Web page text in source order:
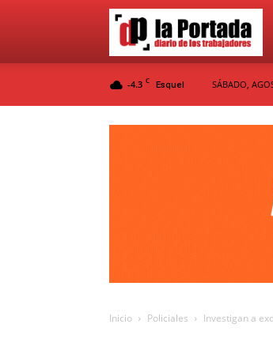
-4.3 C Esquel SÁBADO,
Inicio Policiales Investigan a